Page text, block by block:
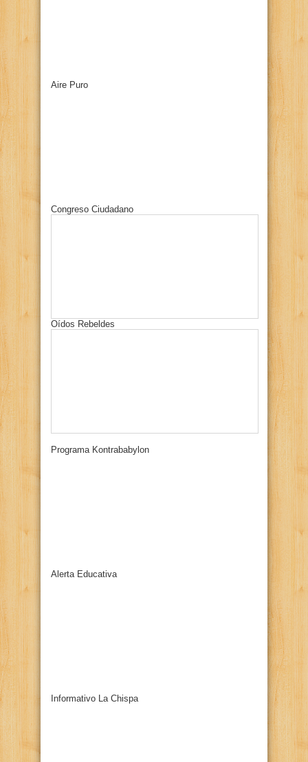
Aire Puro
Congreso Ciudadano
Oídos Rebeldes
Programa Kontrababylon
Alerta Educativa
Informativo La Chispa